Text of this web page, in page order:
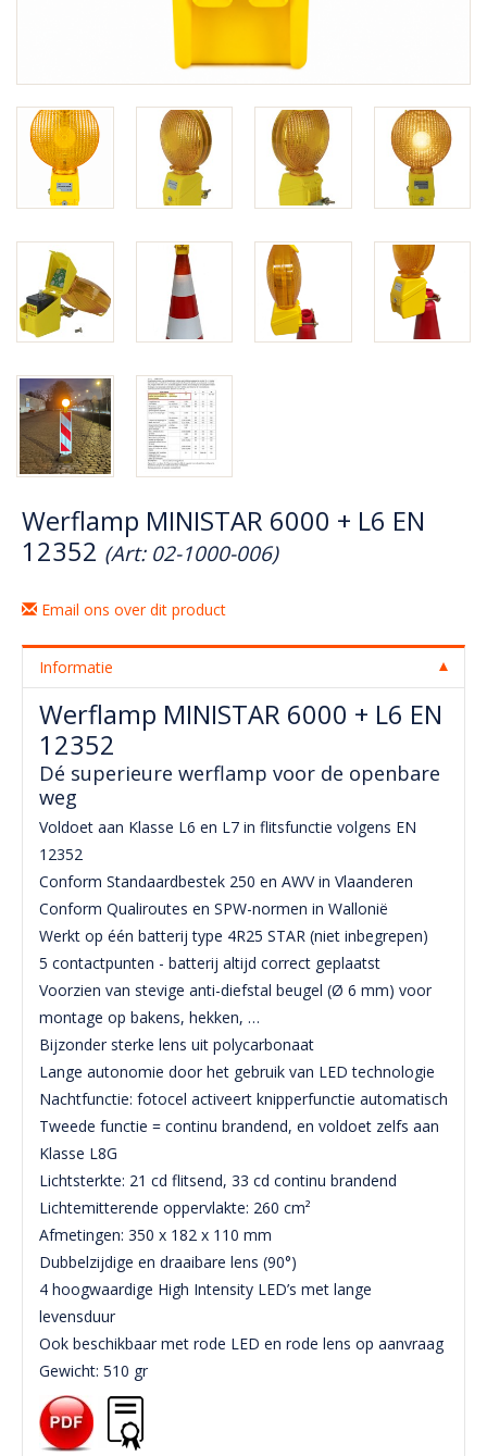
Werflamp MINISTAR 6000 + L6 EN
12352 (Art: 02-1000-006)
Email ons over dit product
Informatie
Werflamp MINISTAR 6000 + L6 EN
12352
Dé superieure werflamp voor de openbare
weg
Voldoet aan Klasse L6 en L7 in flitsfunctie volgens EN
12352
Conform Standaardbestek 250 en AWV in Vlaanderen
Conform Qualiroutes en SPW-normen in Wallonië
Werkt op één batterij type 4R25 STAR (niet inbegrepen)
5 contactpunten - batterij altijd correct geplaatst
Voorzien van stevige anti-diefstal beugel (Ø 6 mm) voor
montage op bakens, hekken, …
Bijzonder sterke lens uit polycarbonaat
Lange autonomie door het gebruik van LED technologie
Nachtfunctie: fotocel activeert knipperfunctie automatisch
Tweede functie = continu brandend, en voldoet zelfs aan
Klasse L8G
Lichtsterkte: 21 cd flitsend, 33 cd continu brandend
Lichtemitterende oppervlakte: 260 cm²
Afmetingen: 350 x 182 x 110 mm
Dubbelzijdige en draaibare lens (90°)
4 hoogwaardige High Intensity LED’s met lange
levensduur
Ook beschikbaar met rode LED en rode lens op aanvraag
Gewicht: 510 gr